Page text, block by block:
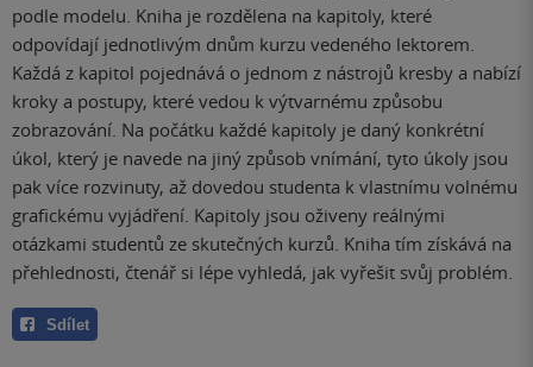
podle modelu. Kniha je rozdělena na kapitoly, které
odpovídají jednotlivým dnům kurzu vedeného lektorem.
Každá z kapitol pojednává o jednom z nástrojů kresby a nabízí
kroky a postupy, které vedou k výtvarnému způsobu
zobrazování. Na počátku každé kapitoly je daný konkrétní
úkol, který je navede na jiný způsob vnímání, tyto úkoly jsou
pak více rozvinuty, až dovedou studenta k vlastnímu volnému
grafickému vyjádření. Kapitoly jsou oživeny reálnými
otázkami studentů ze skutečných kurzů. Kniha tím získává na
přehlednosti, čtenář si lépe vyhledá, jak vyřešit svůj problém.
Sdílet